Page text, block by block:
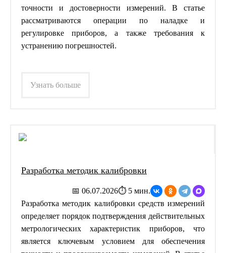
точности и достоверности измерений. В статье
рассматриваются операции по наладке и
регулировке приборов, а также требования к
устранению погрешностей.
Узнать больше
Разработка методик калибровки
📅 06.07.2026⏱ 5 мин.
Разработка методик калибровки средств измерений
определяет порядок подтверждения действительных
метрологических характеристик приборов, что
является ключевым условием для обеспечения